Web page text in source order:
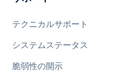
テクニカルサポート
システムステータス
脆弱性の開示